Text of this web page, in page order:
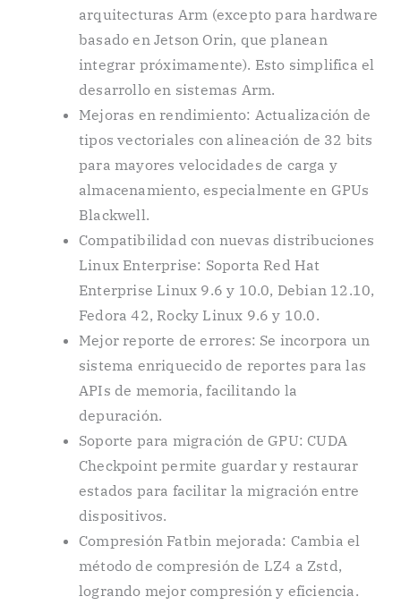
arquitecturas Arm (excepto para hardware
basado en Jetson Orin, que planean
integrar próximamente). Esto simplifica el
desarrollo en sistemas Arm.
Mejoras en rendimiento: Actualización de
tipos vectoriales con alineación de 32 bits
para mayores velocidades de carga y
almacenamiento, especialmente en GPUs
Blackwell.
Compatibilidad con nuevas distribuciones
Linux Enterprise: Soporta Red Hat
Enterprise Linux 9.6 y 10.0, Debian 12.10,
Fedora 42, Rocky Linux 9.6 y 10.0.
Mejor reporte de errores: Se incorpora un
sistema enriquecido de reportes para las
APIs de memoria, facilitando la
depuración.
Soporte para migración de GPU: CUDA
Checkpoint permite guardar y restaurar
estados para facilitar la migración entre
dispositivos.
Compresión Fatbin mejorada: Cambia el
método de compresión de LZ4 a Zstd,
logrando mejor compresión y eficiencia.